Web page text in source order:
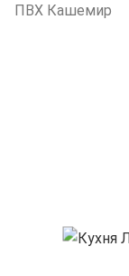
ПВХ Кашемир